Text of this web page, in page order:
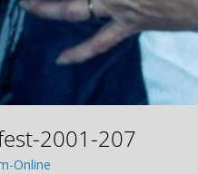
2001-207
Online